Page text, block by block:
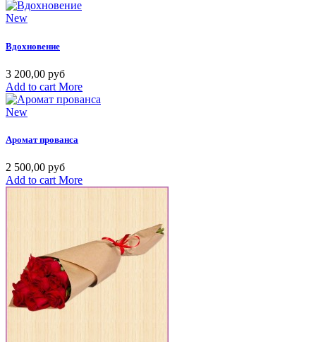
New
Вдохновение
3 200,00 руб
Add to cart More
New
Аромат прованса
2 500,00 руб
Add to cart More